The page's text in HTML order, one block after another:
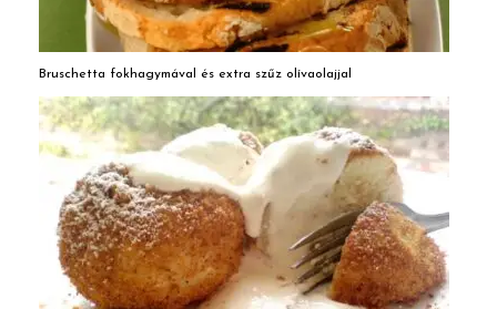
Bruschetta fokhagymával és extra szűz olívaolajjal